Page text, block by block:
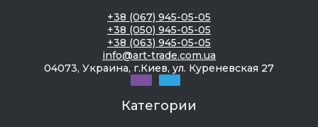
+38 (067) 945-05-05
+38 (050) 945-05-05
+38 (063) 945-05-05
info@art-trade.com.ua
04073, Украина, г.Киев, ул. Куреневская 27
Категории